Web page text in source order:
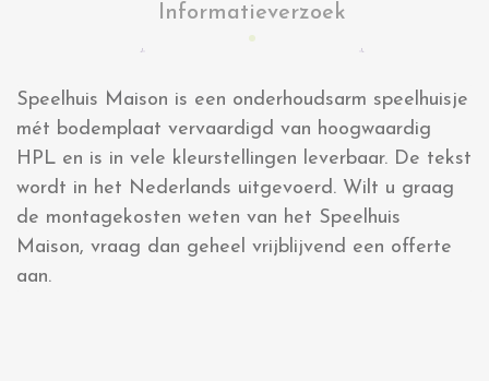
Informatieverzoek
Speelhuis Maison is een onderhoudsarm speelhuisje
mét bodemplaat vervaardigd van hoogwaardig
HPL en is in vele kleurstellingen leverbaar. De tekst
wordt in het Nederlands uitgevoerd. Wilt u graag
de montagekosten weten van het Speelhuis
Maison, vraag dan geheel vrijblijvend een offerte
aan.